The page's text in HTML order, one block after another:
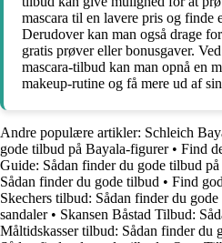
mascara til en lavere pris og finde
Derudover kan man også drage
gratis prøver eller bonusgaver.
mascara-tilbud kan man opnå en
makeup-rutine og få mere ud af
Andre populære artikler: Schleich
gode tilbud på Bayala-figurer• Find
Guide: Sådan finder du gode tilbud
Sådan finder du gode tilbud • Find
Skechers tilbud: Sådan finder du
sandaler• Skansen Båstad Tilbud:
Måltidskasser tilbud: Sådan finder du